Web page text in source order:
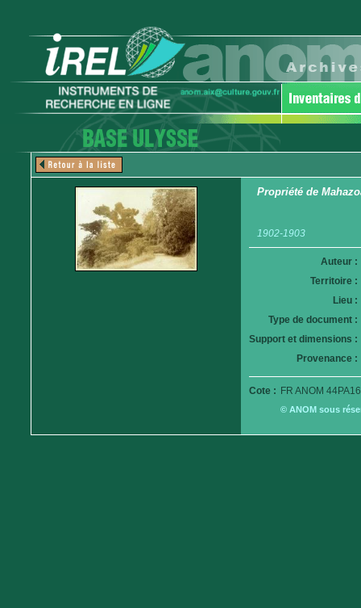
Propriété de
1902-1903
Auteur :
Territoire :
Lieu :
Type de document :
Support et dimensions :
Provenance :
Cote : FR ANOM
© ANOM sous